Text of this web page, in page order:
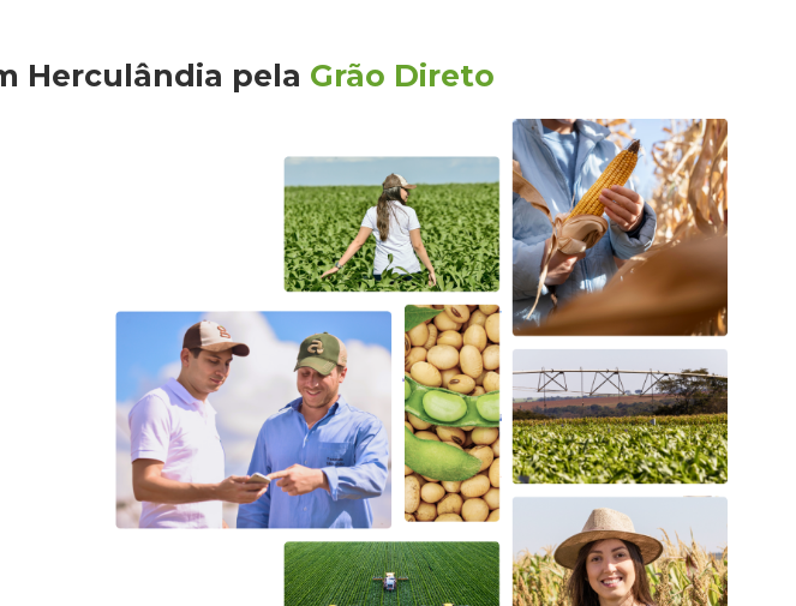
Herculândia pela Grão Direto